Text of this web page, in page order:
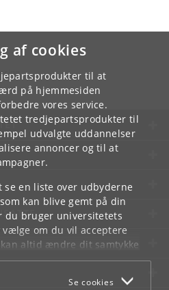
af cookies
til at
på hjemmesiden
vores service.
tredjepartsprodukter til
udvalgte uddannelser
annoncer og til at
se en liste over udbyderne
kan blive gemt på din
du bruger universitetets
om du vil acceptere
altid ændre dit samtykke
som du finder i
Se cookies